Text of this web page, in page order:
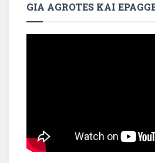
GIA AGROTES KAI